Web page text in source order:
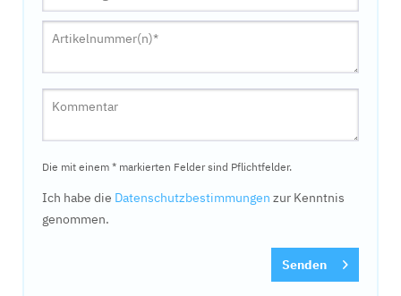
Die mit einem * markierten Felder sind Pflichtfelder.
Ich habe die Datenschutzbestimmungen zur Kenntnis
genommen.
Senden